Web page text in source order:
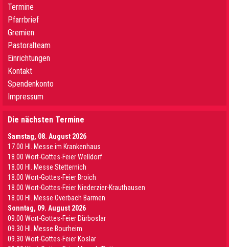
Termine
Pfarrbrief
Gremien
Pastoralteam
Einrichtungen
Kontakt
Spendenkonto
Impressum
Die nächsten Termine
Samstag, 08. August 2026
17.00 Hl. Messe im Krankenhaus
18.00 Wort-Gottes-Feier Welldorf
18.00 Hl. Messe Stetternich
18.00 Wort-Gottes-Feier Broich
18.00 Wort-Gottes-Feier Niederzier-Krauthausen
18.00 Hl. Messe Overbach Barmen
Sonntag, 09. August 2026
09.00 Wort-Gottes-Feier Dürboslar
09.30 HI. Messe Bourheim
09.30 Wort-Gottes-Feier Koslar